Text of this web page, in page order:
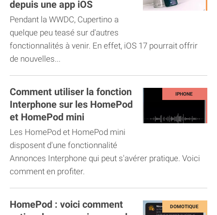
depuis une app iOS
Pendant la WWDC, Cupertino a
quelque peu teasé sur d'autres
fonctionnalités à venir. En effet, iOS 17 pourrait offrir
de nouvelles...
Comment utiliser la fonction
Interphone sur les HomePod
et HomePod mini
Les HomePod et HomePod mini
disposent d'une fonctionnalité
Annonces Interphone qui peut s'avérer pratique. Voici
comment en profiter.
HomePod : voici comment